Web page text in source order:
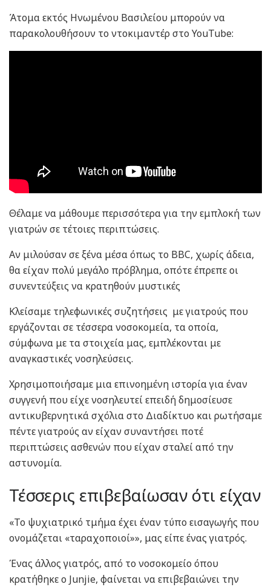
Άτομα εκτός Ηνωμένου Βασιλείου μπορούν να
παρακολουθήσουν το ντοκιμαντέρ στο YouTube:
Θέλαμε να μάθουμε περισσότερα για την εμπλοκή των
γιατρών σε τέτοιες περιπτώσεις.
Αν μιλούσαν σε ξένα μέσα όπως το BBC, χωρίς άδεια,
θα είχαν πολύ μεγάλο πρόβλημα, οπότε έπρεπε οι
συνεντεύξεις να κρατηθούν μυστικές
Κλείσαμε τηλεφωνικές συζητήσεις με γιατρούς που
εργάζονται σε τέσσερα νοσοκομεία, τα οποία,
σύμφωνα με τα στοιχεία μας, εμπλέκονται με
αναγκαστικές νοσηλεύσεις.
Χρησιμοποιήσαμε μια επινοημένη ιστορία για έναν
συγγενή που είχε νοσηλευτεί επειδή δημοσίευσε
αντικυβερνητικά σχόλια στο Διαδίκτυο και ρωτήσαμε
πέντε γιατρούς αν είχαν συναντήσει ποτέ
περιπτώσεις ασθενών που είχαν σταλεί από την
αστυνομία.
Τέσσερις επιβεβαίωσαν ότι είχαν
«Το ψυχιατρικό τμήμα έχει έναν τύπο εισαγωγής που
ονομάζεται «ταραχοποιοί»», μας είπε ένας γιατρός.
Ένας άλλος γιατρός, από το νοσοκομείο όπου
κρατήθηκε ο Junjie, φαίνεται να επιβεβαιώνει την